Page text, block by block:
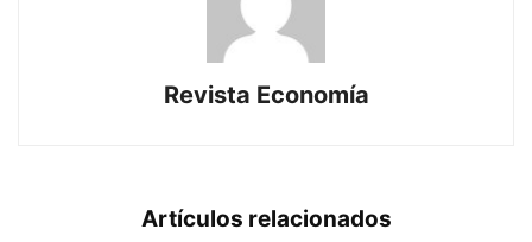
Revista Economía
Artículos relacionados